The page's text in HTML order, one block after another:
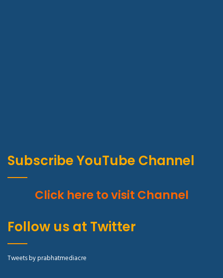
Subscribe YouTube Channel
Click here to visit Channel
Follow us at Twitter
Tweets by prabhatmediacre